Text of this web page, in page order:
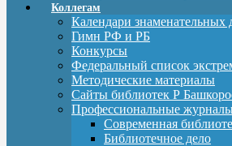
Коллегам
Календари знаменательных
Гимн РФ и РБ
Конкурсы
Федеральный список
Методические материалы
Сайты библиотек Р
Профессиональные
Современная
Библиотечное дело